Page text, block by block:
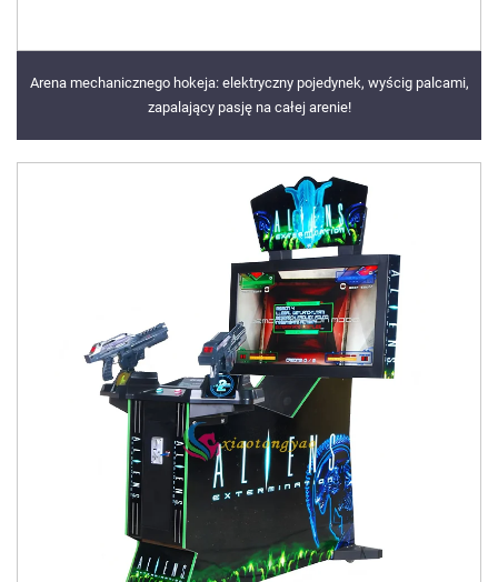
Arena mechanicznego hokeja: elektryczny pojedynek, wyścig palcami,
zapalający pasję na całej arenie!